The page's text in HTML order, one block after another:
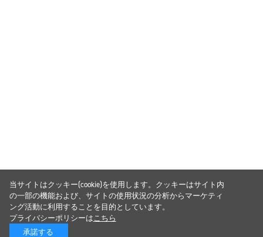
当サイトはクッキー(cookie)を使用します。クッキーはサイト内
の一部の機能および、サイトの使用状況の分析からマーケティ
ング活動に利用することを目的としています。
プライバシーポリシーはこちら
承諾する